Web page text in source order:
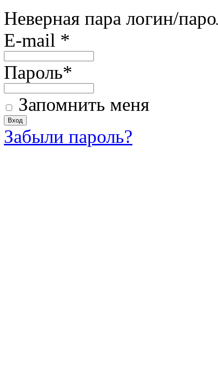
Неверная пара логин/
E-mail *
Пароль*
Запомнить меня
Забыли пароль?